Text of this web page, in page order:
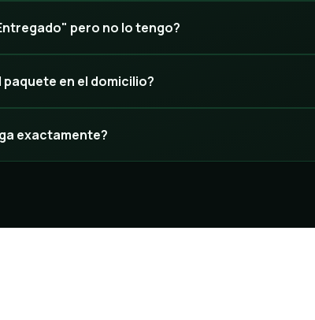
pero no lo tengo?
en el domicilio?
exactamente?